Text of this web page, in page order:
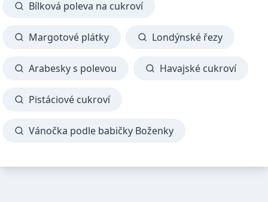
Bílková poleva na cukroví
Margotové plátky Londýnské řezy
Arabesky s polevou Havajské cukroví
Pistáciové cukroví
Vánočka podle babičky Boženky